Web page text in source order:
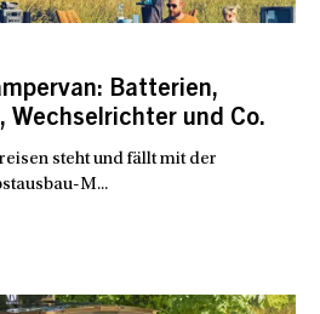
Batterien,
Wechselrichter und Co.
steht und fällt mit der
M...